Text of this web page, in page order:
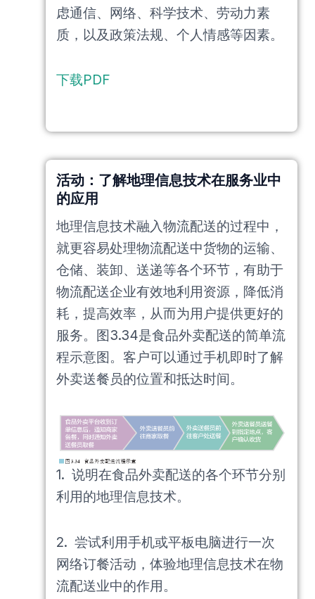
虑通信、网络、科学技术、劳动力素
质，以及政策法规、个人情感等因素。
下载PDF
活动：了解地理信息技术在服务业中
的应用
地理信息技术融入物流配送的过程中，
就更容易处理物流配送中货物的运输、
仓储、装卸、送递等各个环节，有助于
物流配送企业有效地利用资源，降低消
耗，提高效率，从而为用户提供更好的
服务。图3.34是食品外卖配送的简单流
程示意图。客户可以通过手机即时了解
外卖送餐员的位置和抵达时间。
1. 说明在食品外卖配送的各个环节分别
利用的地理信息技术。
2. 尝试利用手机或平板电脑进行一次
网络订餐活动，体验地理信息技术在物
流配送业中的作用。